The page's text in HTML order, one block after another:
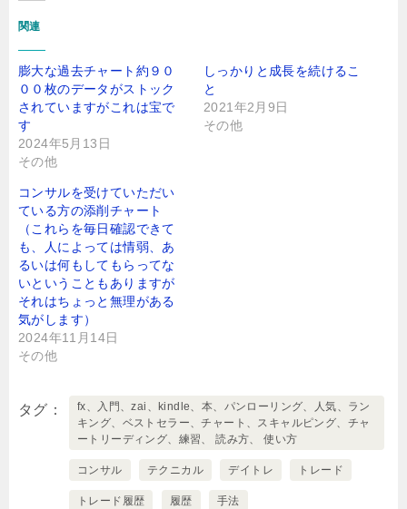
関連
膨大な過去チャート約９０
００枚のデータがストック
されていますがこれは宝で
す
2024年5月13日
その他
しっかりと成長を続けるこ
と
2021年2月9日
その他
コンサルを受けていただい
ている方の添削チャート
（これらを毎日確認できて
も、人によっては情弱、あ
るいは何もしてもらってな
いということもありますが
それはちょっと無理がある
気がします）
2024年11月14日
その他
タグ
fx、入門、zai、kindle、本、パンローリング、人気、ラン
キング、ベストセラー、チャート、スキャルピング、チャ
ートリーディング、練習、 読み方、 使い方
コンサル テクニカル デイトレ トレード
トレード履歴 履歴 手法